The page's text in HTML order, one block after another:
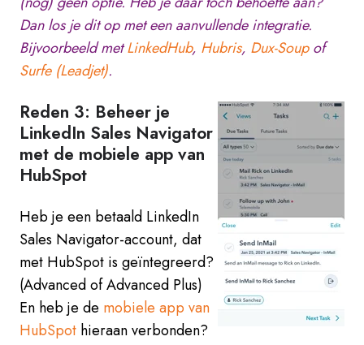
Dan los je dit op met een aanvullende integratie.
Bijvoorbeeld metLinkedHub, Hubris, Dux-Soupof
Surfe (Leadjet).
Reden 3: Beheer je
LinkedIn Sales Navigator
met de mobiele app van
HubSpot
Heb je een betaald LinkedIn
Sales Navigator-account, dat
met HubSpot is geïntegreerd?
(Advanced of Advanced Plus)
En heb je de mobiele app van
HubSpot hieraan verbonden?